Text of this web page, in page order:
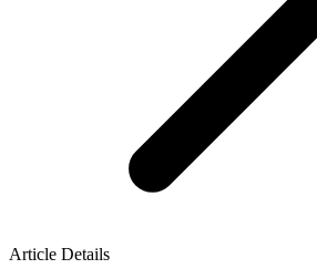
Article Details